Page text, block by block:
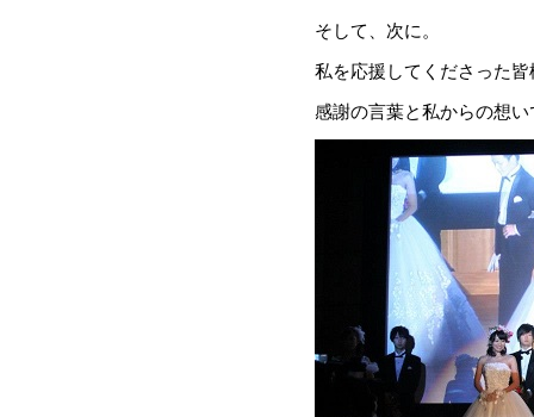
そして、次に。
私を応援してくださった
感謝の言葉と私からの想い